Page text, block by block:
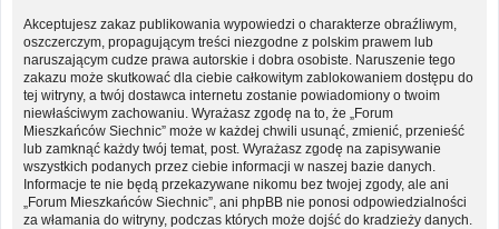
Akceptujesz zakaz publikowania wypowiedzi o charakterze obraźliwym,
oszczerczym, propagującym treści niezgodne z polskim prawem lub
naruszającym cudze prawa autorskie i dobra osobiste. Naruszenie tego
zakazu może skutkować dla ciebie całkowitym zablokowaniem dostępu do
tej witryny, a twój dostawca internetu zostanie powiadomiony o twoim
niewłaściwym zachowaniu. Wyrażasz zgodę na to, że „Forum
Mieszkańców Siechnic” może w każdej chwili usunąć, zmienić, przenieść
lub zamknąć każdy twój temat, post. Wyrażasz zgodę na zapisywanie
wszystkich podanych przez ciebie informacji w naszej bazie danych.
Informacje te nie będą przekazywane nikomu bez twojej zgody, ale ani
„Forum Mieszkańców Siechnic”, ani phpBB nie ponosi odpowiedzialności
za włamania do witryny, podczas których może dojść do kradzieży danych.